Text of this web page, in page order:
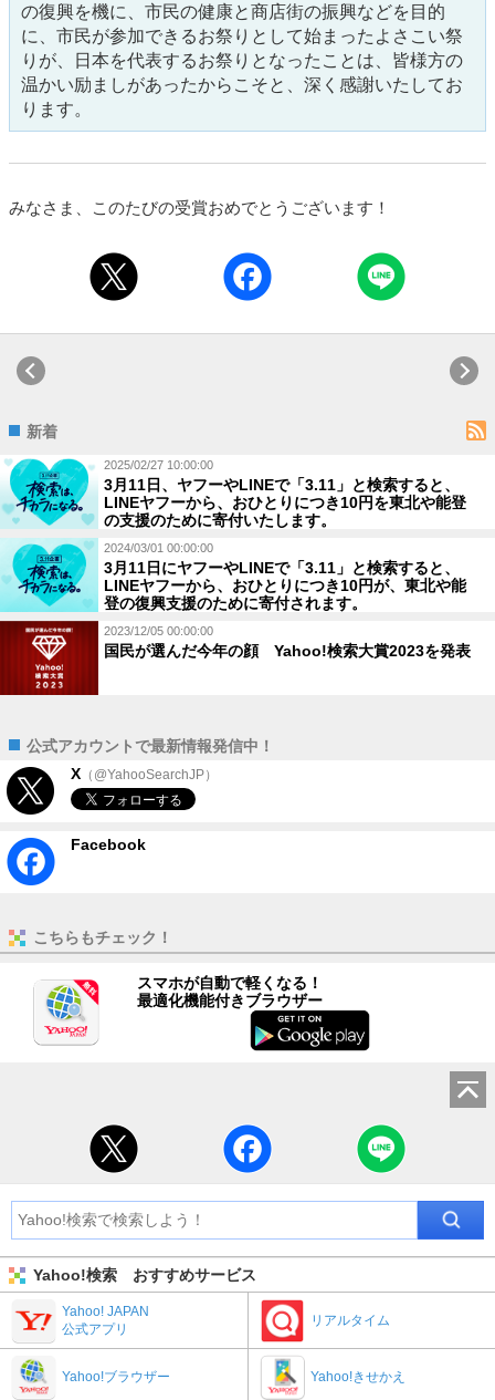
の復興を機に、市民の健康と商店街の振興などを目的
に、市民が参加できるお祭りとして始まったよさこい祭
りが、日本を代表するお祭りとなったことは、皆様方の
温かい励ましがあったからこそと、深く感謝いたしてお
ります。
みなさま、このたびの受賞おめでとうございます！
新着
2025/02/27 10:00:00
3月11日、ヤフーやLINEで「3.11」と検索すると、
LINEヤフーから、おひとりにつき10円を東北や能登
の支援のために寄付いたします。
2024/03/01 00:00:00
3月11日にヤフーやLINEで「3.11」と検索すると、
LINEヤフーから、おひとりにつき10円が、東北や能
登の復興支援のために寄付されます。
2023/12/05 00:00:00
国民が選んだ今年の顔 Yahoo!検索大賞2023を発表
公式アカウントで最新情報発信中！
X （@YahooSearchJP）
Facebook
こちらもチェック！
スマホが自動で軽くなる！
最適化機能付きブラウザー
Yahoo!検索 おすすめサービス
Yahoo! JAPAN
公式アプリ
リアルタイム
Yahoo!ブラウザー Yahoo!きせかえ